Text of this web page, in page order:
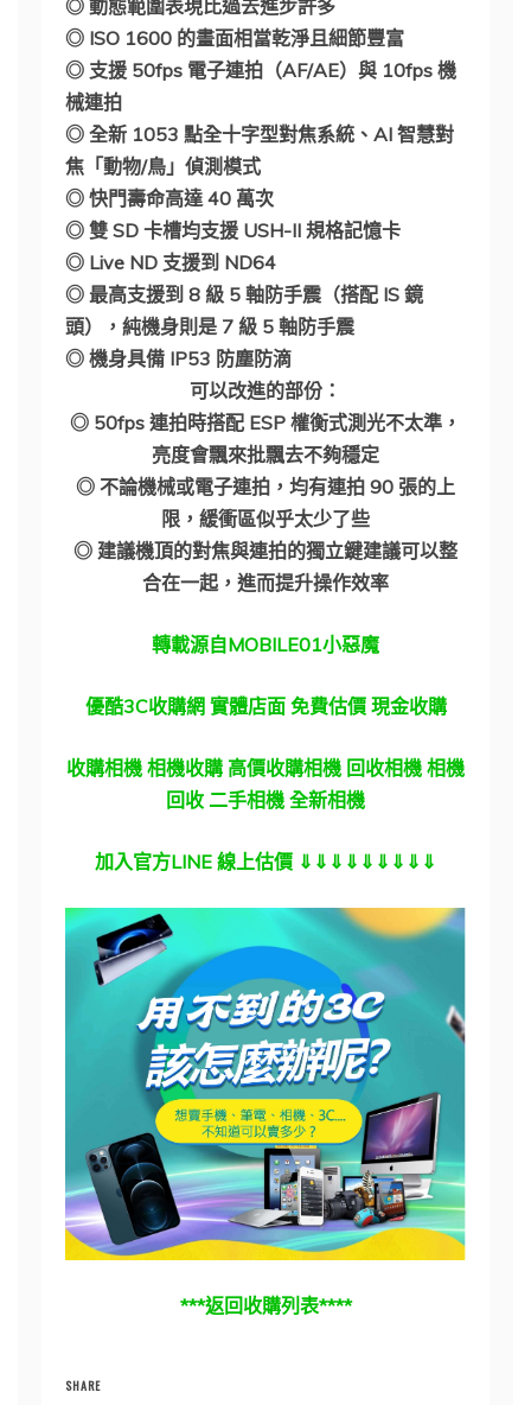
◎ 動態範圍表現比過去進步許多
◎ ISO 1600 的畫面相當乾淨且細節豐富
◎ 支援 50fps 電子連拍（AF/AE）與 10fps 機
械連拍
◎ 全新 1053 點全十字型對焦系統、AI 智慧對
焦「動物/鳥」偵測模式
◎ 快門壽命高達 40 萬次
◎ 雙 SD 卡槽均支援 USH-II 規格記憶卡
◎ Live ND 支援到 ND64
◎ 最高支援到 8 級 5 軸防手震（搭配 IS 鏡
頭），純機身則是 7 級 5 軸防手震
◎ 機身具備 IP53 防塵防滴
可以改進的部份：
◎ 50fps 連拍時搭配 ESP 權衡式測光不太準，
亮度會飄來批飄去不夠穩定
◎ 不論機械或電子連拍，均有連拍 90 張的上
限，緩衝區似乎太少了些
◎ 建議機頂的對焦與連拍的獨立鍵建議可以整
合在一起，進而提升操作效率
轉載源自MOBILE01小惡魔
優酷3C收購網 實體店面 免費估價 現金收購
收購相機 相機收購 高價收購相機 回收相機 相機
回收 二手相機 全新相機
加入官方LINE 線上估價 ⇓⇓⇓⇓⇓⇓⇓⇓⇓
***返回收購列表****
SHARE